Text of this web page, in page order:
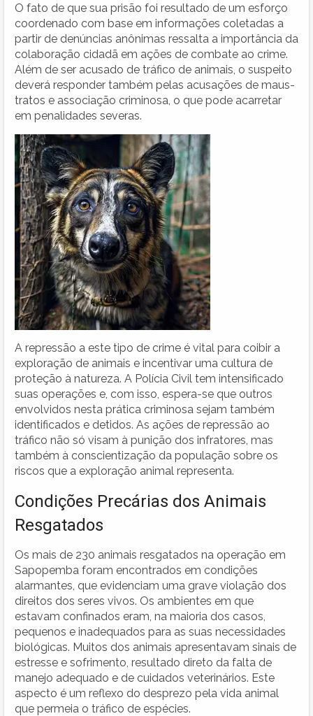
O fato de que sua prisão foi resultado de um esforço
coordenado com base em informações coletadas a
partir de denúncias anônimas ressalta a importância da
colaboração cidadã em ações de combate ao crime.
Além de ser acusado de tráfico de animais, o suspeito
deverá responder também pelas acusações de maus-
tratos e associação criminosa, o que pode acarretar
em penalidades severas.
A repressão a este tipo de crime é vital para coibir a
exploração de animais e incentivar uma cultura de
proteção à natureza. A Polícia Civil tem intensificado
suas operações e, com isso, espera-se que outros
envolvidos nesta prática criminosa sejam também
identificados e detidos. As ações de repressão ao
tráfico não só visam à punição dos infratores, mas
também à conscientização da população sobre os
riscos que a exploração animal representa.
Condições Precárias dos Animais
Resgatados
Os mais de 230 animais resgatados na operação em
Sapopemba foram encontrados em condições
alarmantes, que evidenciam uma grave violação dos
direitos dos seres vivos. Os ambientes em que
estavam confinados eram, na maioria dos casos,
pequenos e inadequados para as suas necessidades
biológicas. Muitos dos animais apresentavam sinais de
estresse e sofrimento, resultado direto da falta de
manejo adequado e de cuidados veterinários. Este
aspecto é um reflexo do desprezo pela vida animal
que permeia o tráfico de espécies.